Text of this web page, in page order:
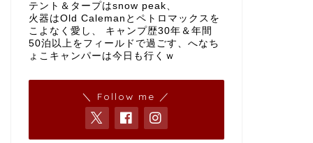
テント＆タープはsnow peak、
火器はOld Calemanとペトロマックスを
こよなく愛し、 キャンプ歴30年＆年間
50泊以上をフィールドで過ごす、へなち
ょこキャンパーは今日も行くｗ
＼ Follow me ／